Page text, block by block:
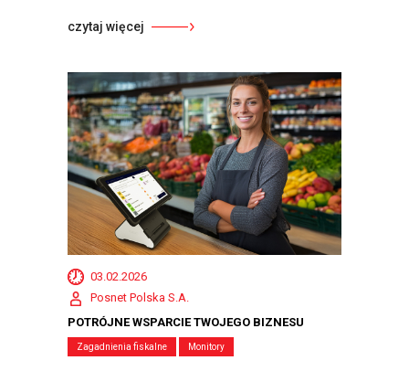
czytaj więcej
03.02.2026
Posnet Polska S.A.
POTRÓJNE WSPARCIE TWOJEGO BIZNESU
Zagadnienia fiskalne Monitory